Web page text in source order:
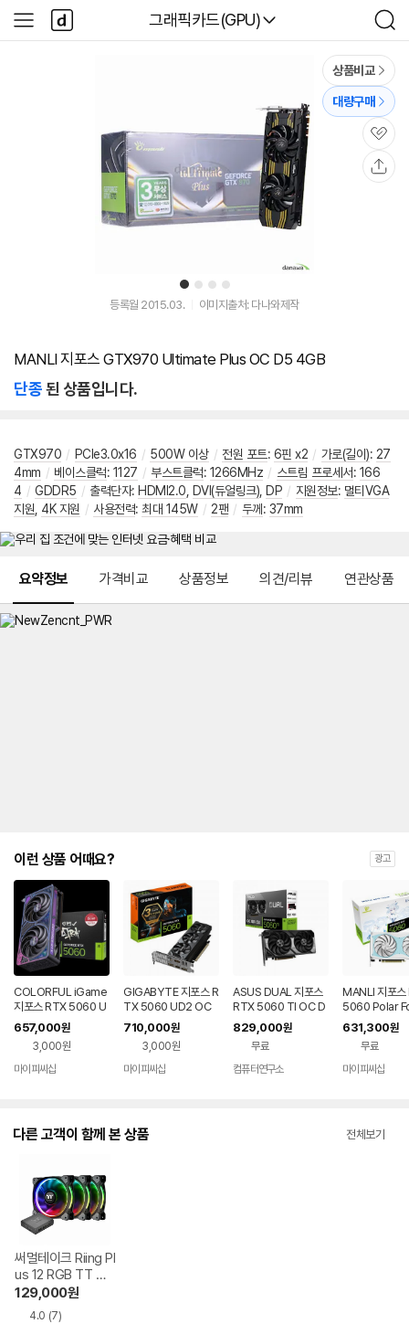
다나와
그래픽카드(GPU)
검
색
사
이
다
나
와
1 2 3 4
상품비교
대량구매
관
심
등록월 2015.03. 이미지출처: 다나와제작
MANLI 지포스 GTX970 Ultimate Plus OC D5 4GB
단종된 상품입니다.
GTX970 / PCIe3.0x16 / 500W 이상 / 전원 포트: 6핀 x2 / 가로(길이): 27
4mm / 베이스클럭: 1127 / 부스트클럭: 1266MHz / 스트림 프로세서: 166
4 / GDDR5 / 출력단자: HDMI2.0 DVI(듀얼링크) DP / 지원정보: 멀티VGA
지원 4K 지원 / 사용전력: 최대 145W / 2팬 / 두께 : 37mm
요약정보 가격비교 상품정보 의견/리뷰 연관상품
이런 상품 어때요? 광고
COLORFUL iGame
지포스 RTX 5060 U
LTRA DUO OC D7
8GB 도우정보
657,000원
3,000원
마이피씨샵
GIGABYTE 지포스 R
TX 5060 UD2 OC
D7 8GB Nano LP 제
이씨현
710,000원
3,000원
마이피씨샵
ASUS DUAL 지포스
RTX 5060 TI OC D
7 8GB 대원씨티에스
829,000원
무료
컴퓨터연구소
MANLI 지포스
5060 Polar
OC 8GB 인텍
니
631,300원
무료
마이피씨샵
다른 고객이 함께 본 상품 전체보기
써멀테이크 Riing Pl
us 12 RGB TT 프
리미엄 에디션 컨트
롤러/3팩
129,000원
4.0 (7)